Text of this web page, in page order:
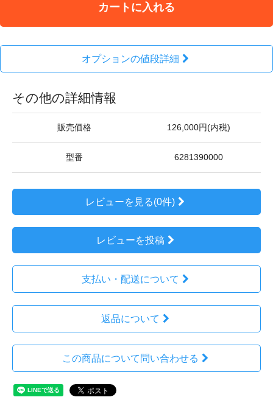
カートに入れる
オプションの値段詳細
その他の詳細情報
販売価格 126,000円(内税)
型番 6281390000
レビューを見る(0件)
レビューを投稿
支払い・配送について
返品について
この商品について問い合わせる